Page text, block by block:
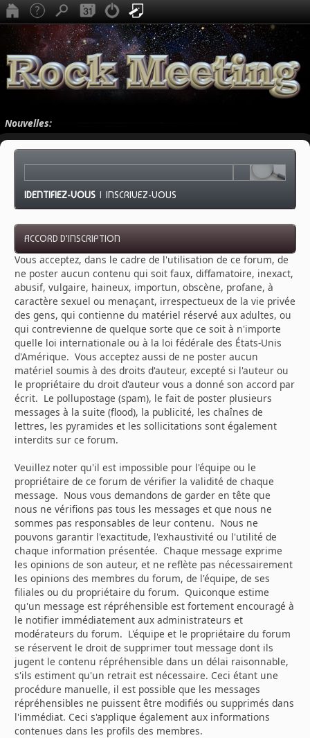
Nouvelles:
IDENTIFIEZ-VOUS |INSCRIVEZ-VOUS
ACCORD D'INSCRIPTION
Vous acceptez, dans le cadre de l'utilisation de ce forum, de
ne poster aucun contenu qui soit faux, diffamatoire, inexact,
abusif, vulgaire, haineux, importun, obscène, profane, à
caractère sexuel ou menaçant, irrespectueux de la vie privée
des gens, qui contienne du matériel réservé aux adultes, ou
qui contrevienne de quelque sorte que ce soit à n'importe
quelle loi internationale ou à la loi fédérale des États-Unis
d'Amérique. Vous acceptez aussi de ne poster aucun
matériel soumis à des droits d'auteur, excepté si l'auteur ou
le propriétaire du droit d'auteur vous a donné son accord par
écrit. Le pollupostage (spam), le fait de poster plusieurs
messages à la suite (flood), la publicité, les chaînes de
lettres, les pyramides et les sollicitations sont également
interdits sur ce forum.
Veuillez noter qu'il est impossible pour l'équipe ou le
propriétaire de ce forum de vérifier la validité de chaque
message. Nous vous demandons de garder en tête que
nous ne vérifions pas tous les messages et que nous ne
sommes pas responsables de leur contenu. Nous ne
pouvons garantir l'exactitude, l'exhaustivité ou l'utilité de
chaque information présentée. Chaque message exprime
les opinions de son auteur, et ne reflète pas nécessairement
les opinions des membres du forum, de l'équipe, de ses
filiales ou du propriétaire du forum. Quiconque estime
qu'un message est répréhensible est fortement encouragé à
le notifier immédiatement aux administrateurs et
modérateurs du forum. L'équipe et le propriétaire du forum
se réservent le droit de supprimer tout message dont ils
jugent le contenu répréhensible dans un délai raisonnable,
s'ils estiment qu'un retrait est nécessaire. Ceci étant une
procédure manuelle, il est possible que les messages
répréhensibles ne puissent être modifiés ou supprimés dans
l'immédiat. Ceci s'applique également aux informations
contenues dans les profils des membres.